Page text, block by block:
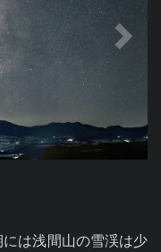
は浅間山の雪渓は少